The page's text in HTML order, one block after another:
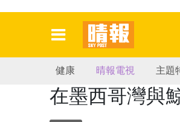
健康 晴報電視 主題
在墨西哥灣與